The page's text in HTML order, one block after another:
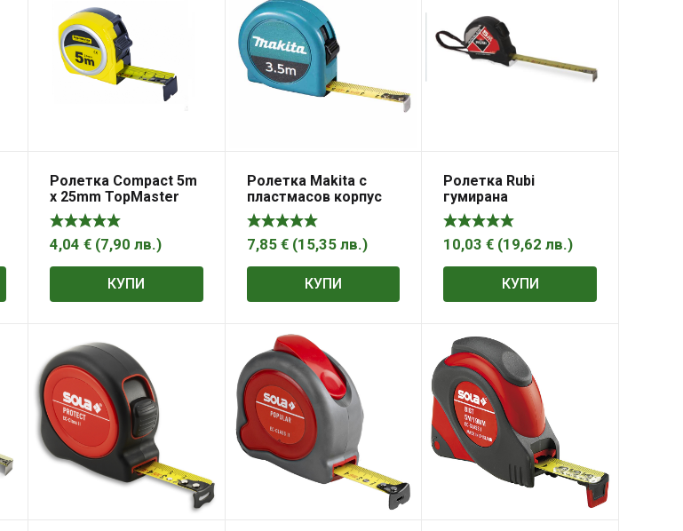
Ролетка Compact 5m
x 25mm TopMaster
4,04 € (7,90 лв.)
КУПИ
Ролетка Makita с
пластмасов корпус
3.5 м, B-57130
7,85 € (15,35 лв.)
КУПИ
Ролетка Rubi
гумирана
противоударна 5 м
10,03€ (19,62лв.)
КУПИ